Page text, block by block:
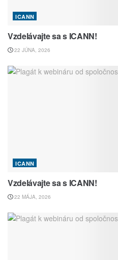
ICANN
Vzdelávajte sa s ICANN!
22 JÚNA, 2026
ICANN
Vzdelávajte sa s ICANN!
22 MÁJA, 2026